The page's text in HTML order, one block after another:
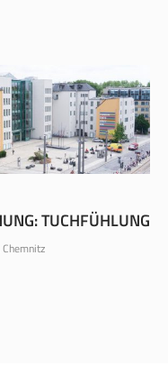
TUCHFÜHLUNG